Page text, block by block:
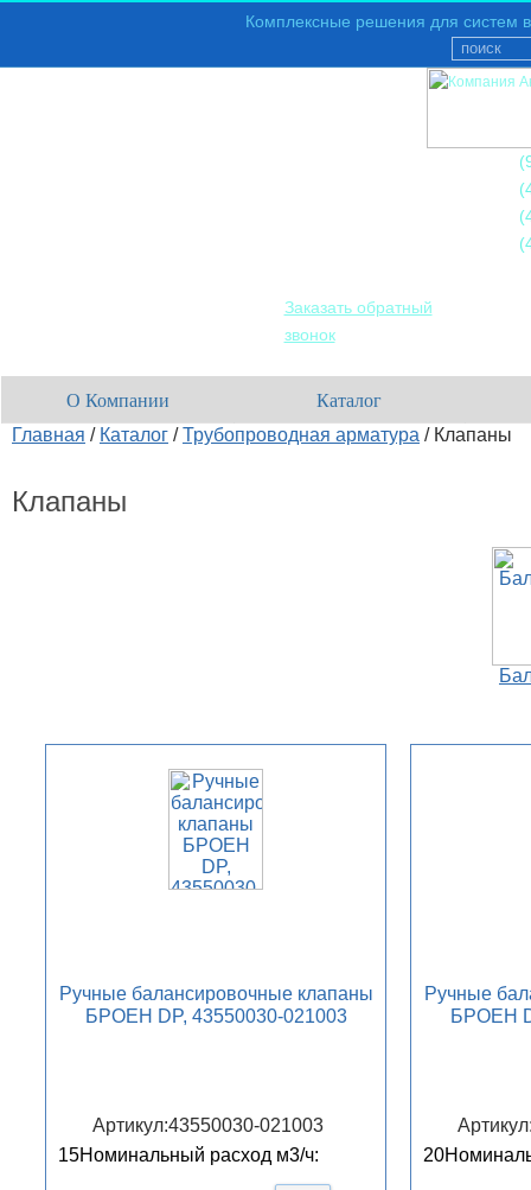
Комплексные решения для систем
Заказать обратный
звонок
О Компании
Каталог
Главная / Каталог /Трубопроводная арматура / Клапаны
Клапаны
Ручные балансировочные клапаны
БРОЕН DP, 43550030-021003
Артикул:43550030-021003
Номинальный расход м3/ч:
15
Ручные
БРОЕН
20